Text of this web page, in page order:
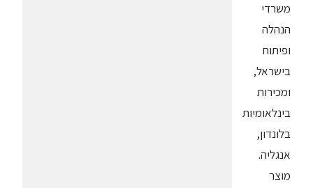
משרדי
הנהלה
ופיתוח
בישראל,
ומכירות
בינלאומיות
בלונדון,
אנגליה.
מוצר